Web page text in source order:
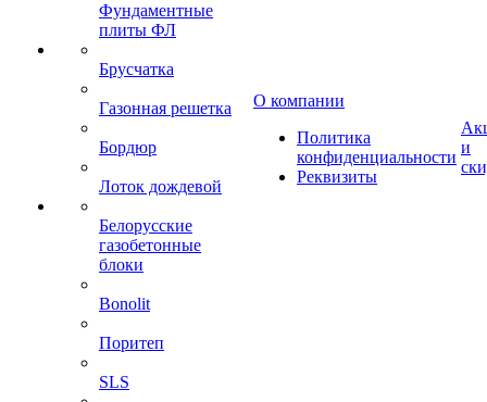
Фундаментные
плиты ФЛ
Брусчатка
Газонная решетка
Бордюр
Лоток дождевой
Белорусские
газобетонные
блоки
Bonolit
Поритеп
SLS
О компании
Политика
конфиденциальности
Реквизиты
и